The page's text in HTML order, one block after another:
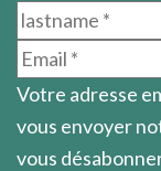
Votre adresse
vous envoyer
vous